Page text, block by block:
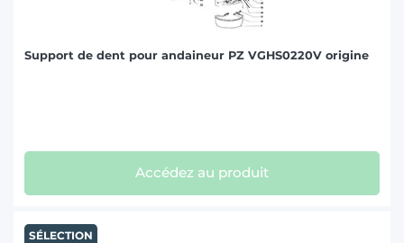
Support de dent pour andaineur PZ VGHS0220V origine
Accédez au produit
SÉLECTION